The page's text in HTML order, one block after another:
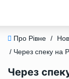
Про Рівне /
Через